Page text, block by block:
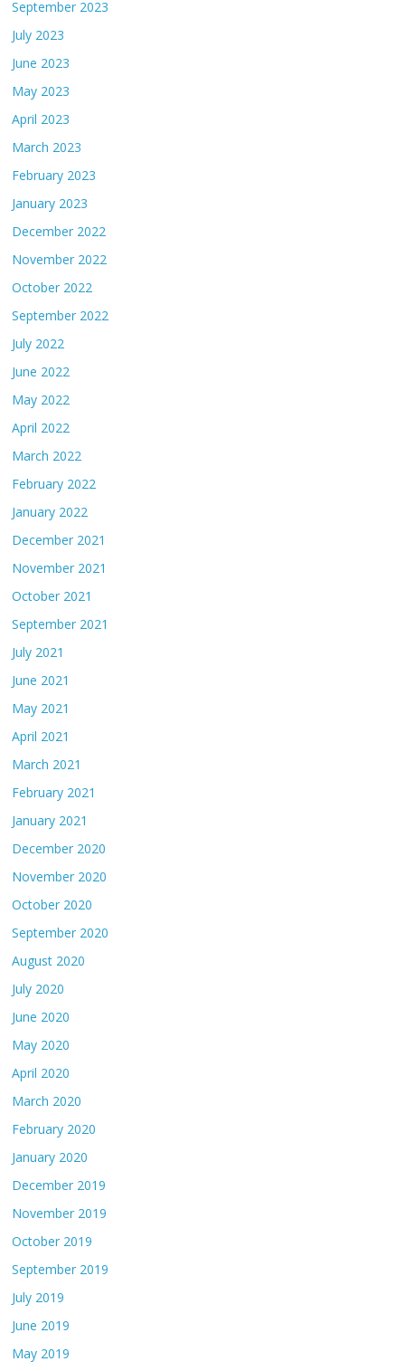
September 2023
July 2023
June 2023
May 2023
April 2023
March 2023
February 2023
January 2023
December 2022
November 2022
October 2022
September 2022
July 2022
June 2022
May 2022
April 2022
March 2022
February 2022
January 2022
December 2021
November 2021
October 2021
September 2021
July 2021
June 2021
May 2021
April 2021
March 2021
February 2021
January 2021
December 2020
November 2020
October 2020
September 2020
August 2020
July 2020
June 2020
May 2020
April 2020
March 2020
February 2020
January 2020
December 2019
November 2019
October 2019
September 2019
July 2019
June 2019
May 2019